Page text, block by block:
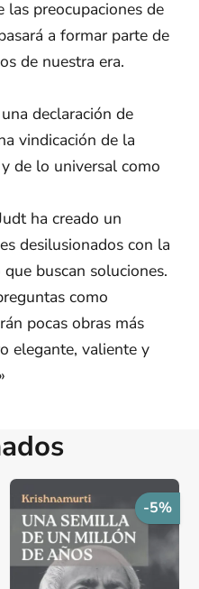
las preocupaciones de
a formar parte de
de nuestra era.
declaración de
vindicación de la
de lo universal como
ha creado un
desilusionados con la
buscan soluciones.
como
pocas obras más
elegante, valiente y
-5%